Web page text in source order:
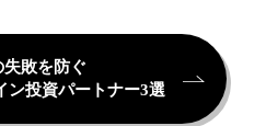
失敗を防ぐ
ン投資パートナー3選